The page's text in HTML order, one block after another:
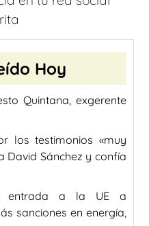
Hoy
Quintana, exgerente
los testimonios «muy
David Sánchez y confía
entrada a la UE a
sanciones en energía,